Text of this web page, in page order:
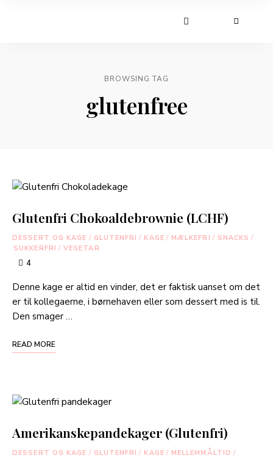
BROWSING TAG
glutenfree
Glutenfri Chokoaldebrownie (LCHF)
DESSERT OG KAGE / GLUTENFRI / KAGE / MÆLKEFRI / SNACKS /
SUKKERFRI / VEGETAR
4
Denne kage er altid en vinder, det er faktisk uanset om det
er til kollegaerne, i børnehaven eller som dessert med is til.
Den smager …
READ MORE
Amerikanskepandekager (Glutenfri)
DESSERT OG KAGE / GLUTENFRI / KAGE / MELLEMMÅLTID /